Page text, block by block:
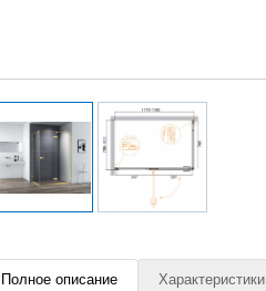
Полное описание Характеристики